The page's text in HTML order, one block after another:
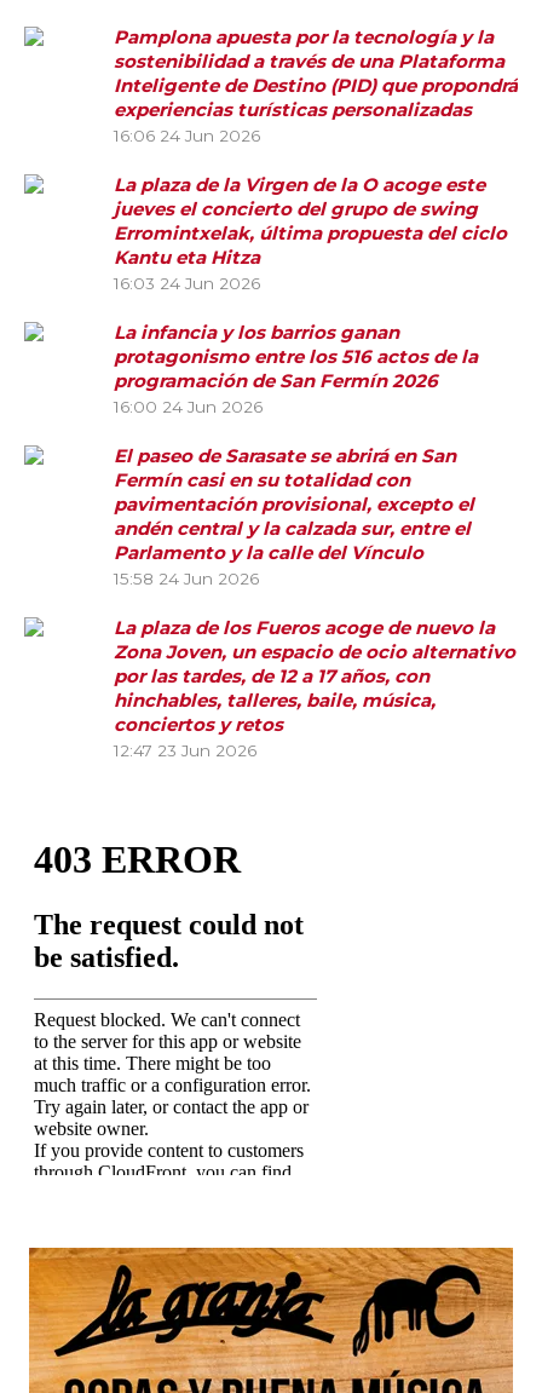
Pamplona apuesta por la tecnología y la
sostenibilidad a través de una Plataforma
Inteligente de Destino (PID) que propondrá
experiencias turísticas personalizadas
16:06 24 Jun 2026
La plaza de la Virgen de la O acoge este
jueves el concierto del grupo de swing
Erromintxelak, última propuesta del ciclo
Kantu eta Hitza
16:03 24 Jun 2026
La infancia y los barrios ganan
protagonismo entre los 516 actos de la
programación de San Fermín 2026
16:00 24 Jun 2026
El paseo de Sarasate se abrirá en San
Fermín casi en su totalidad con
pavimentación provisional, excepto el
andén central y la calzada sur, entre el
Parlamento y la calle del Vínculo
15:58 24 Jun 2026
La plaza de los Fueros acoge de nuevo la
Zona Joven, un espacio de ocio alternativo
por las tardes, de 12 a 17 años, con
hinchables, talleres, baile, música,
conciertos y retos
12:47 23 Jun 2026